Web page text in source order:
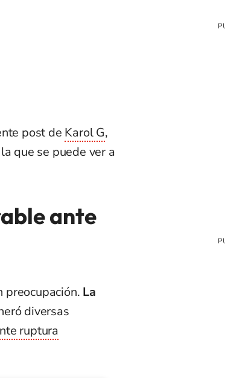
post de Karol G,
que se puede ver a
ante
preocupación. La
diversas
ruptura